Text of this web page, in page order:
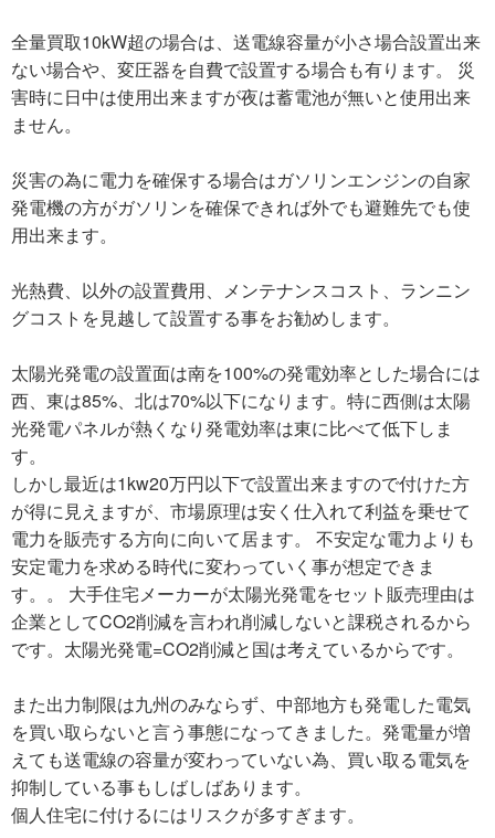
全量買取10kW超の場合は、送電線容量が小さ場合設置出来
ない場合や、変圧器を自費で設置する場合も有ります。 災
害時に日中は使用出来ますが夜は蓄電池が無いと使用出来
ません。
災害の為に電力を確保する場合はガソリンエンジンの自家
発電機の方がガソリンを確保できれば外でも避難先でも使
用出来ます。
光熱費、以外の設置費用、メンテナンスコスト、ランニン
グコストを見越して設置する事をお勧めします。
太陽光発電の設置面は南を100%の発電効率とした場合には
西、東は85%、北は70%以下になります。特に西側は太陽
光発電パネルが熱くなり発電効率は東に比べて低下しま
す。
しかし最近は1kw20万円以下で設置出来ますので付けた方
が得に見えますが、市場原理は安く仕入れて利益を乗せて
電力を販売する方向に向いて居ます。 不安定な電力よりも
安定電力を求める時代に変わっていく事が想定できま
す。。 大手住宅メーカーが太陽光発電をセット販売理由は
企業としてCO2削減を言われ削減しないと課税されるから
です。太陽光発電=CO2削減と国は考えているからです。
また出力制限は九州のみならず、中部地方も発電した電気
を買い取らないと言う事態になってきました。発電量が増
えても送電線の容量が変わっていない為、買い取る電気を
抑制している事もしばしばあります。
個人住宅に付けるにはリスクが多すぎます。